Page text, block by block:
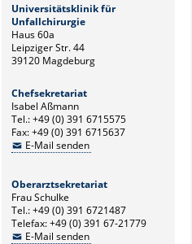
Universitätsklinik für
Unfallchirurgie
Haus 60a
Leipziger Str. 44
39120 Magdeburg
Chefsekretariat
Isabel Aßmann
Tel.: +49 (0) 391 6715575
Fax: +49 (0) 391 6715637
E-Mail senden
Oberarztsekretariat
Frau Schulke
Tel.: +49 (0) 391 6721487
Telefax: +49 (0) 391 67-21779
E-Mail senden